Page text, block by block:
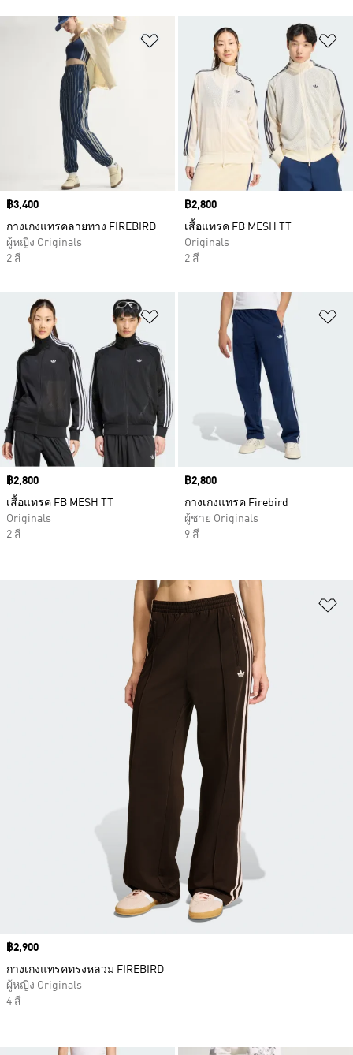
เพิ่มไปยังรายการสินค้าโปรด
Price
฿3,400
กางเกงแทรคลายทาง FIREBIRD
ผู้หญิง Originals
2 สี
Price
฿2,800
เสื้อแทรค FB MESH TT
Originals
2 สี
เพิ่มไปยังรายการสินค้าโปรด
Price
฿2,800
เสื้อแทรค FB MESH TT
Originals
2 สี
Price
฿2,800
กางเกงแทรค Firebird
ผู้ชาย Originals
9 สี
Price
฿2,900
กางเกงแทรคทรงหลวม FIREBIRD
ผู้หญิง Originals
4 สี